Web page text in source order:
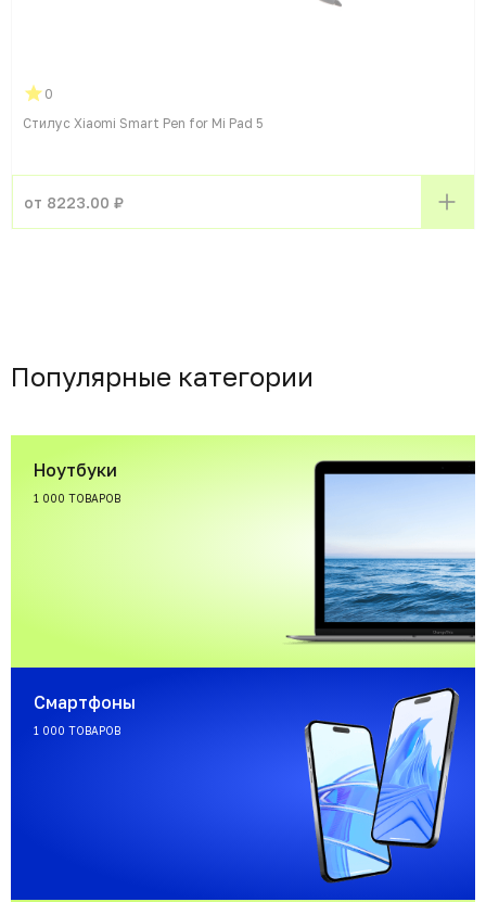
0
Стилус Xiaomi Smart Pen for Mi Pad 5
от 8223.00 ₽
Популярные категории
Ноутбуки
1 000 ТОВАРОВ
Смартфоны
1 000 ТОВАРОВ